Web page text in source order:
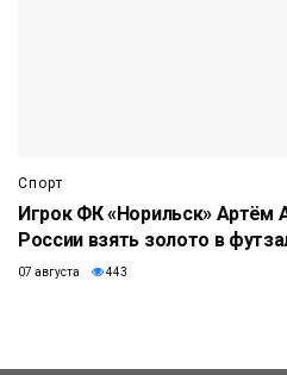
Спорт
Игрок ФК «Норильск» Артём
России взять золото в
07 августа 443